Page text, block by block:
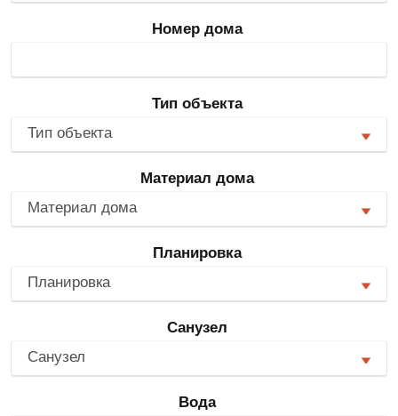
Номер дома
Тип объекта
Тип объекта
Материал дома
Материал дома
Планировка
Планировка
Санузел
Санузел
Вода